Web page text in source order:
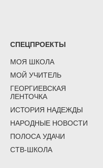
СПЕЦПРОЕКТЫ
МОЯ ШКОЛА
МОЙ УЧИТЕЛЬ
ГЕОРГИЕВСКАЯ
ЛЕНТОЧКА
ИСТОРИЯ НАДЕЖДЫ
НАРОДНЫЕ НОВОСТИ
ПОЛОСА УДАЧИ
СТВ-ШКОЛА